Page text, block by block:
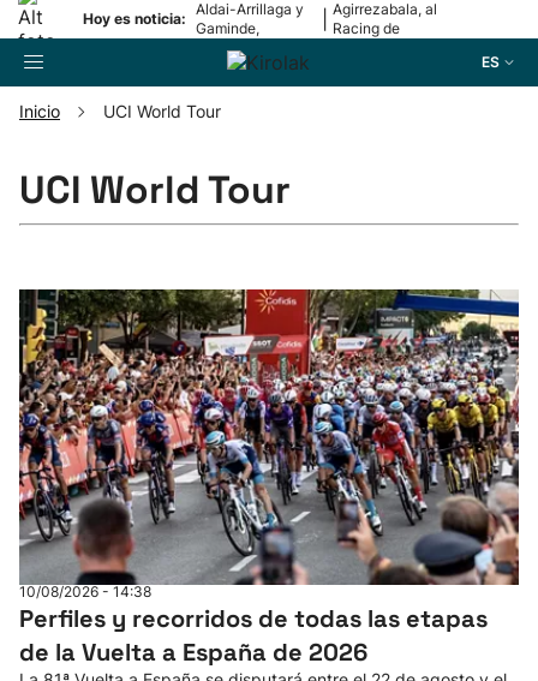
Hoy es noticia:
Aldai-Arrillaga y
Gaminde,
campeonas
Agirrezabala, al
Racing de
ES
Pelota
Remo
Baloncesto
Ciclismo
Herri-kirolak
Balonmano
Inicio UCI World Tour
UCI World Tour
10/08/2026 - 14:38
Perfiles y recorridos de todas las etapas
de la Vuelta a España de 2026